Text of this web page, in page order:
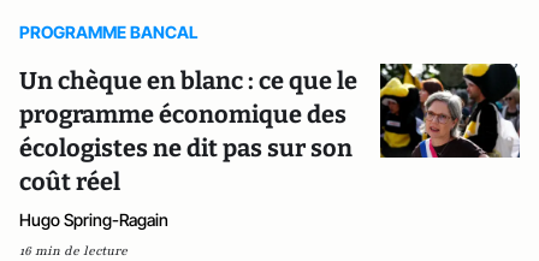
PROGRAMME BANCAL
Un chèque en blanc : ce que le
programme économique des
écologistes ne dit pas sur son
coût réel
Hugo Spring-Ragain
16 min de lecture